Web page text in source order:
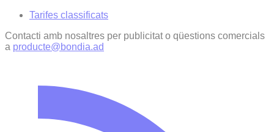
Tarifes classificats
Contacti amb nosaltres per publicitat o qüestions comercials
a producte@bondia.ad